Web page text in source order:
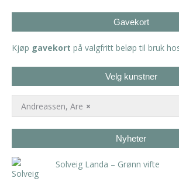
Gavekort
Kjøp gavekort på valgfritt beløp til bruk
Velg kunstner
×
Andreassen, Are
Nyheter
Solveig Landa – Grønn vifte